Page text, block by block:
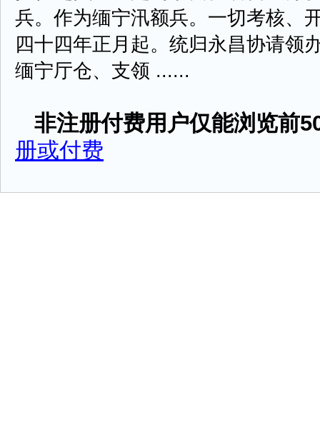
兵。作为缅宁汛额兵。一切考核、
四十四年正月起。统归永昌协请领
缅宁厅仓、支领 ......
非注册付费用户仅能浏览前
册或付费